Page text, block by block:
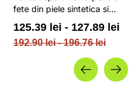
fete din piele sintetica si
elemente textile / 4F
JUNIOR
192.90 lei - 196.76 lei
125.39 lei - 127.89 lei